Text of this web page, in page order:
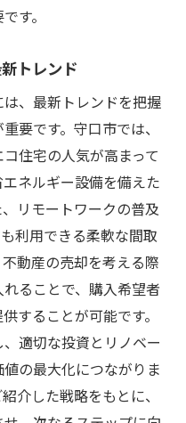
す。
トレンド
、最新トレンドを把握
要です。守口市では、
住宅の人気が高まって
ネルギー設備を備えた
リモートワークの普及
利用できる柔軟な間取
動産の売却を考える際
ることで、購入希望者
することが可能です。
適切な投資とリノベー
の最大化につながりま
介した戦略をもとに、